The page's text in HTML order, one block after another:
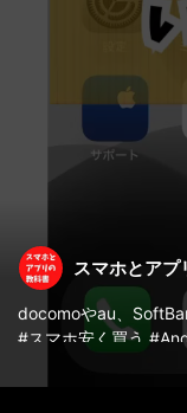
スマホとアプ
docomoやau、
#スマホ安く買う
スマホ #使い方 #ス